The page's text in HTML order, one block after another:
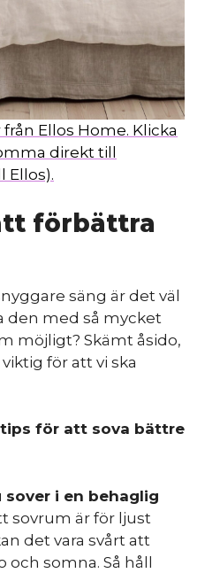
Ellos Home. Klicka
direkt till
Ellos).
förbättra
säng är det väl
den med så mycket
möjligt? Skämt åsido,
för att vi ska
tips för att sova bättre
sover i en behaglig
sovrum är för ljust
det vara svårt att
och somna. Så håll